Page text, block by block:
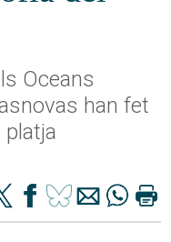
Oceans
han fet
platja